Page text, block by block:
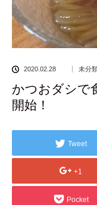
2020.02.28 未分
かつおダシで
開始！
Tweet
+1
Pocket